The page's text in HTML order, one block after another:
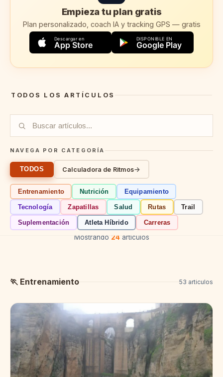
Empieza tu plan gratis
Plan personalizado, coach IA y tracking GPS — gratis
Descargar en
App Store
DISPONIBLE EN
Google Play
TODOS LOS ARTÍCULOS
Buscar artículos del blog
NAVEGA POR CATEGORÍA
TODOS Calculadora de Ritmos→
Entrenamiento Nutrición Equipamiento
Tecnología Zapatillas Salud Rutas Trail
Suplementación Atleta Híbrido Carreras
Mostrando 24artículos
🏃 Entrenamiento 53 articulos